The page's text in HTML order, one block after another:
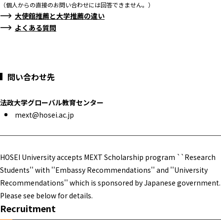
（個人からの直接のお問い合わせには回答できません。）
大使館推薦と大学推薦の違い
よくある質問
問い合わせ先
法政大学グローバル教育センター
mext@hosei.ac.jp
HOSEI University accepts MEXT Scholarship program ``Research
Students'' with ''Embassy Recommendations'' and ''University
Recommendations'' which is sponsored by Japanese government.
Please see below for details.
Recruitment